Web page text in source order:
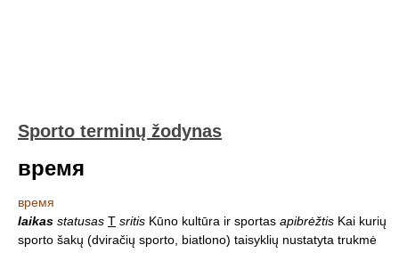
Sporto terminų žodynas
время
время
laikas statusas T sritis Kūno kultūra ir sportas apibrėžtis Kai kurių
sporto šakų (dviračių sporto, biatlono) taisyklių nustatyta trukmė